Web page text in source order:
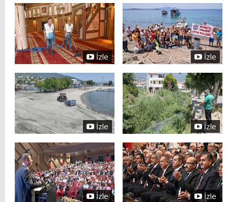
İzle İzle
İzle İzle
İzle İzle